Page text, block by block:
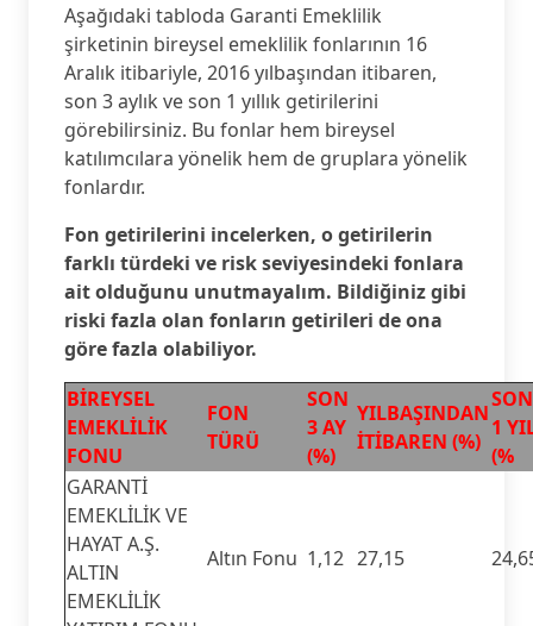
Aşağıdaki tabloda Garanti Emeklilik
şirketinin bireysel emeklilik fonlarının 16
Aralık itibariyle, 2016 yılbaşından itibaren,
son 3 aylık ve son 1 yıllık getirilerini
görebilirsiniz. Bu fonlar hem bireysel
katılımcılara yönelik hem de gruplara yönelik
fonlardır.
Fon getirilerini incelerken, o getirilerin
farklı türdeki ve risk seviyesindeki fonlara
ait olduğunu unutmayalım. Bildiğiniz gibi
riski fazla olan fonların getirileri de ona
göre fazla olabiliyor.
BİREYSEL
EMEKLİLİK
FONU
FON
TÜRÜ
SON
3 AY
(%)
YILBAŞINDAN
İTİBAREN (%)
SON
1
(%
GARANTİ
EMEKLİLİK VE
HAYAT A.Ş.
ALTIN
EMEKLİLİK
Altın Fonu 1,12 27,15